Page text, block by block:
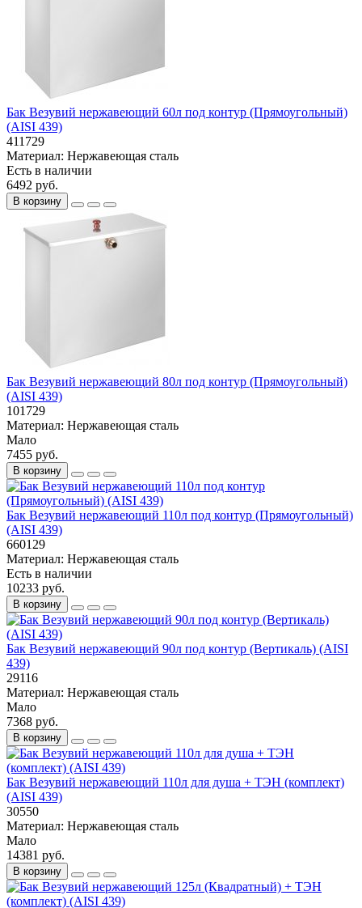
Бак Везувий нержавеющий 60л под контур (Прямоугольный)
(AISI 439)
411729
Материал: Нержавеющая сталь
Есть в наличии
6492 руб.
В корзину
Бак Везувий нержавеющий 80л под контур (Прямоугольный)
(AISI 439)
101729
Материал: Нержавеющая сталь
Мало
7455 руб.
В корзину
Бак Везувий нержавеющий 110л под контур (Прямоугольный)
(AISI 439)
660129
Материал: Нержавеющая сталь
Есть в наличии
10233 руб.
В корзину
Бак Везувий нержавеющий 90л под контур (Вертикаль) (AISI
439)
29116
Материал: Нержавеющая сталь
Мало
7368 руб.
В корзину
Бак Везувий нержавеющий 110л для душа + ТЭН (комплект)
(AISI 439)
30550
Материал: Нержавеющая сталь
Мало
14381 руб.
В корзину